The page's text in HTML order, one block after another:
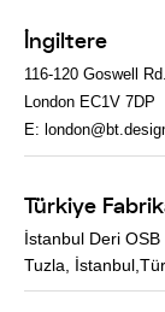
İngiltere
116-120 Goswell Rd.
London EC1V 7DP
E:
Türkiye
İstanbul Deri
Tuzla,